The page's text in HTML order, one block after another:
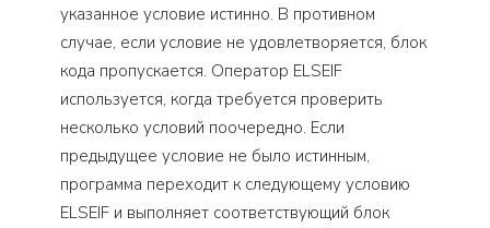
указанное условие истинно. В противном
случае, если условие не удовлетворяется, блок
кода пропускается. Оператор ELSEIF
используется, когда требуется проверить
несколько условий поочередно. Если
предыдущее условие не было истинным,
программа переходит к следующему условию
ELSEIF и выполняет соответствующий блок